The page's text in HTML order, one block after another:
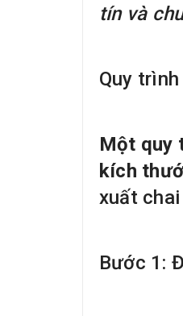
tín và
Quy
Một quy
kích
xuất
Bước 1: